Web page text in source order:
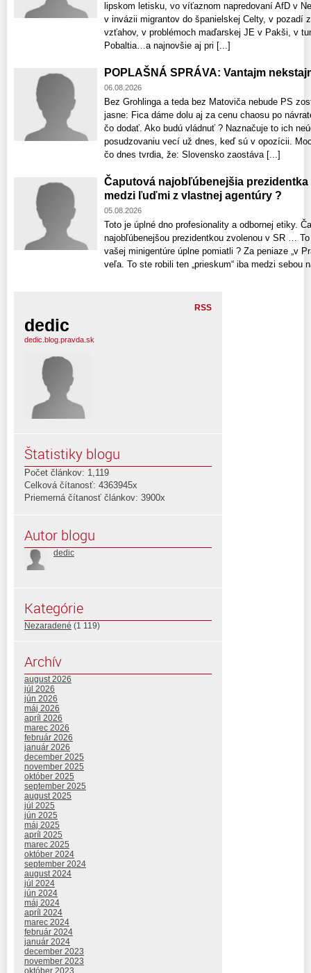
lipskom letisku, vo víťaznom napredovaní AfD v
v invázii migrantov do španielskej Celty, v pozadí
vzťahov, v problémoch maďarskej JE v Pakši, v
Pobaltia…a najnovšie aj pri [...]
POPLAŠNÁ SPRÁVA: Vantajm
06.08.2026
Bez Grohlinga a teda bez Matoviča nebude PS
jasne: Fica dáme dolu aj za cenu chaosu po
čo dodať. Ako budú vládnuť ? Naznačuje to ich
posudzovaniu vecí už dnes, keď sú v opozícii.
čo dnes tvrdia, že: Slovensko zaostáva [...]
Čaputová najobľúbenejšia
medzi ľuďmi z vlastnej agentúry ?
05.08.2026
Toto je úplné dno profesionality a odbornej etiky.
najobľúbenejšou prezidentkou zvolenou v SR …
vašej minigentúre úplne pomiatli ? Za peniaze „v
veľa. To ste robili ten „prieskum“ iba medzi sebou
RSS
dedic
dedic.blog.pravda.sk
Štatistiky blogu
Počet článkov: 1,119
Celková čítanosť: 4363945x
Priemerná čítanosť článkov: 3900x
Autor blogu
dedic
Kategórie
Nezaradené (1 119)
Archív
august 2026
júl 2026
jún 2026
máj 2026
apríl 2026
marec 2026
február 2026
január 2026
december 2025
november 2025
október 2025
september 2025
august 2025
júl 2025
jún 2025
máj 2025
apríl 2025
marec 2025
október 2024
september 2024
august 2024
júl 2024
jún 2024
máj 2024
apríl 2024
marec 2024
február 2024
január 2024
december 2023
november 2023
október 2023